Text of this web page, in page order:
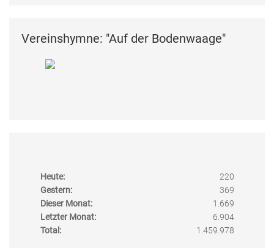
Vereinshymne: "Auf der Bodenwaage"
Heute:
220
Gestern:
369
Dieser Monat:
1.669
Letzter Monat:
6.904
Total:
1.459.978